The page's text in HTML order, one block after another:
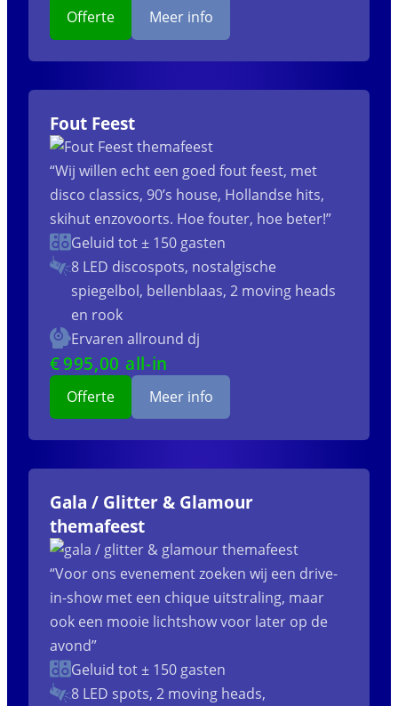
Offerte Meer info
Fout Feest
“Wij willen echt een goed fout feest, met
disco classics, 90’s house, Hollandse hits,
skihut enzovoorts. Hoe fouter, hoe beter!”
Geluid tot ± 150 gasten
8 LED discospots, nostalgische
spiegelbol, bellenblaas, 2 moving heads
en rook
Ervaren allround dj
€995,00 all-in
Offerte Meer info
Gala / Glitter & Glamour
themafeest
“Voor ons evenement zoeken wij een drive-
in-show met een chique uitstraling, maar
ook een mooie lichtshow voor later op de
avond”
Geluid tot ± 150 gasten
8 LED spots, 2 moving heads,